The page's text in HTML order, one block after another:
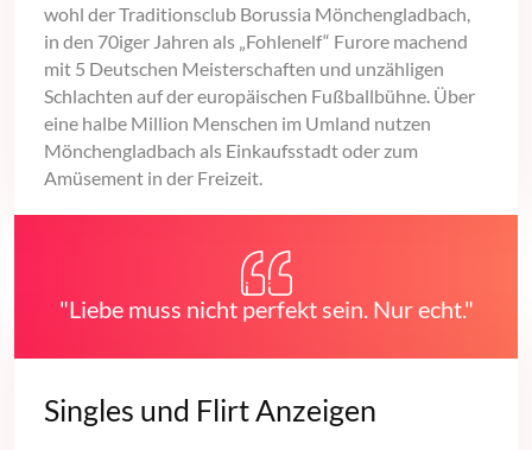
wohl der Traditionsclub Borussia Mönchengladbach,
in den 70iger Jahren als „Fohlenelf“ Furore machend
mit 5 Deutschen Meisterschaften und unzähligen
Schlachten auf der europäischen Fußballbühne. Über
eine halbe Million Menschen im Umland nutzen
Mönchengladbach als Einkaufsstadt oder zum
Amüsement in der Freizeit.
"Liebe muss nicht perfekt sein. Nur echt."
Singles und Flirt Anzeigen